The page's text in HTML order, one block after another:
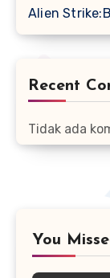
Alien
Recent
Tidak ada
You